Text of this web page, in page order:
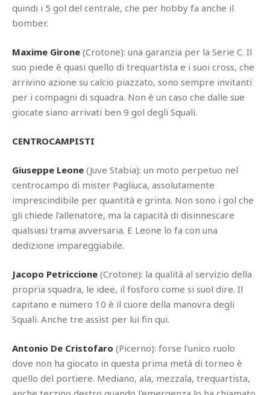
quindi i 5 gol del centrale, che per hobby fa anche il
bomber.
Maxime Girone (Crotone): una garanzia per la Serie C. Il
suo piede è quasi quello di trequartista e i suoi cross, che
arrivino azione su calcio piazzato, sono sempre invitanti
per i compagni di squadra. Non è un caso che dalle sue
giocate siano arrivati ben 9 gol degli Squali.
CENTROCAMPISTI
Giuseppe Leone (Juve Stabia): un moto perpetuo nel
centrocampo di mister Pagliuca, assolutamente
imprescindibile per quantità e grinta. Non sono i gol che
gli chiede l'allenatore, ma la capacità di disinnescare
qualsiasi trama avversaria. E Leone lo fa con una
dedizione impareggiabile.
Jacopo Petriccione (Crotone): la qualità al servizio della
propria squadra, le idee, il fosforo come si suol dire. Il
capitano e numero 10 è il cuore della manovra degli
Squali. Anche tre assist per lui fin qui.
Antonio De Cristofaro (Picerno): forse l'unico ruolo
dove non ha giocato in questa prima metà di torneo è
quello del portiere. Mediano, ala, mezzala, trequartista,